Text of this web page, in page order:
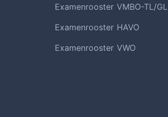
Examenrooster VMBO-TL/GL
Examenrooster HAVO
Examenrooster VWO